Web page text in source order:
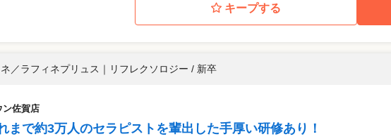
キープする
／ラフィネプリュス ｜ リフレクソロジー / 新卒
佐賀店
で約3万人のセラピストを輩出した手厚い研修あり！